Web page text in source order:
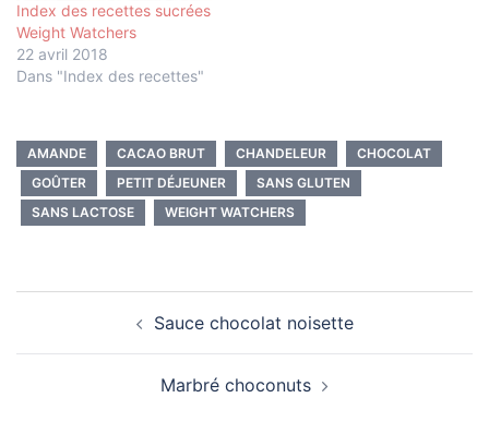
Index des recettes sucrées
Weight Watchers
22 avril 2018
Dans "Index des recettes"
AMANDE CACAO BRUT CHANDELEUR
CHOCOLAT
GOÛTER
PETIT DÉJEUNER
SANS GLUTEN
SANS LACTOSE
WEIGHT WATCHERS
Sauce chocolat noisette
Marbré choconuts